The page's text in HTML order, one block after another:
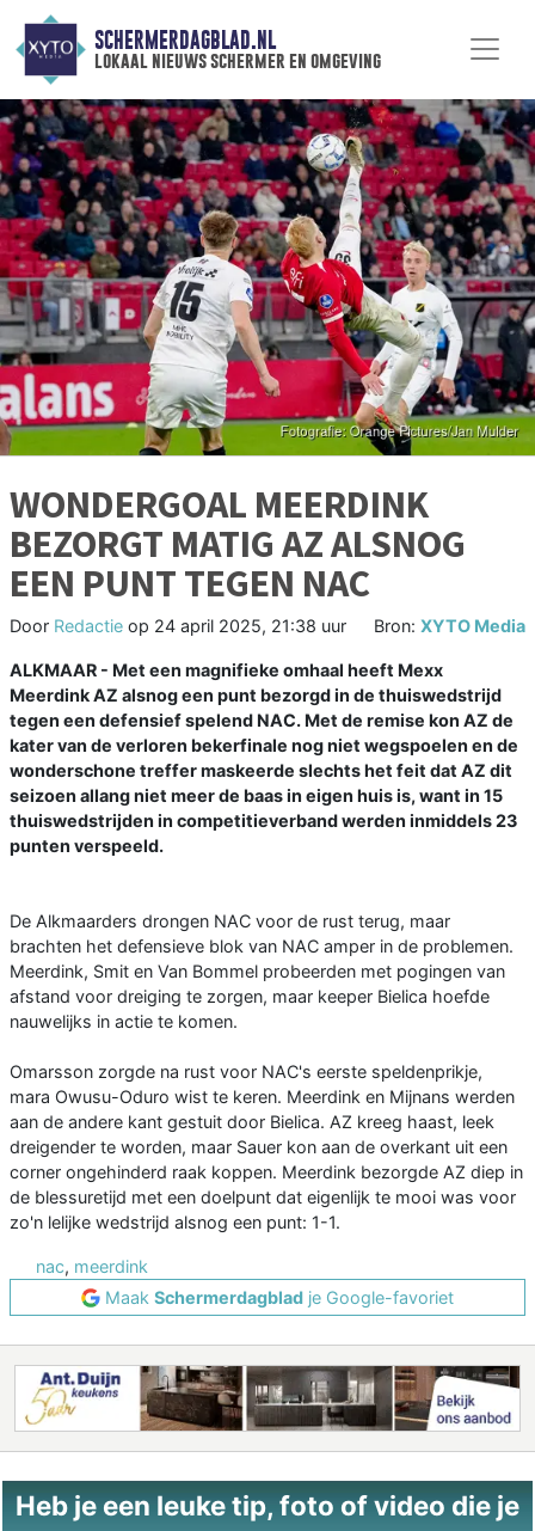
SCHERMERDAGBLAD.NL
lokaal nieuws schermer en omgeving
WONDERGOAL MEERDINK
BEZORGT MATIG AZ ALSNOG
EEN PUNT TEGEN NAC
Door Redactie op 24 april 2025, 21:38 uur Bron: XYTO Media
ALKMAAR - Met een magnifieke omhaal heeft Mexx
Meerdink AZ alsnog een punt bezorgd in de thuiswedstrijd
tegen een defensief spelend NAC. Met de remise kon AZ de
kater van de verloren bekerfinale nog niet wegspoelen en de
wonderschone treffer maskeerde slechts het feit dat AZ dit
seizoen allang niet meer de baas in eigen huis is, want in 15
thuiswedstrijden in competitieverband werden inmiddels 23
punten verspeeld.
De Alkmaarders drongen NAC voor de rust terug, maar
brachten het defensieve blok van NAC amper in de problemen.
Meerdink, Smit en Van Bommel probeerden met pogingen van
afstand voor dreiging te zorgen, maar keeper Bielica hoefde
nauwelijks in actie te komen.
Omarsson zorgde na rust voor NAC's eerste speldenprikje,
mara Owusu-Oduro wist te keren. Meerdink en Mijnans werden
aan de andere kant gestuit door Bielica. AZ kreeg haast, leek
dreigender te worden, maar Sauer kon aan de overkant uit een
corner ongehinderd raak koppen. Meerdink bezorgde AZ diep in
de blessuretijd met een doelpunt dat eigenlijk te mooi was voor
zo'n lelijke wedstrijd alsnog een punt: 1-1.
nac, meerdink
Maak Schermerdagblad je Google-favoriet
Heb je een leuke tip, foto of video die je